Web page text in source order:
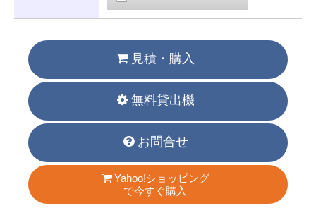
見積・購入
無料貸出機
お問合せ
Yahoo!ショッピング
で今すぐ購入